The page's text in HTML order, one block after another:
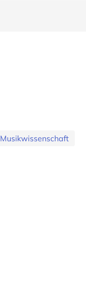
Musikwissenschaft